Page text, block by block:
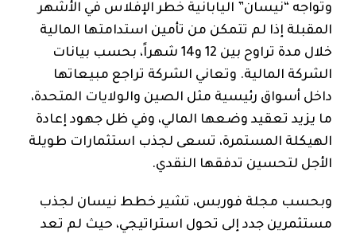
وتواجه “نيسان” اليابانية خطر الإفلاس في الأشهر
المقبلة إذا لم تتمكن من تأمين استدامتها المالية
خلال مدة تراوح بين 12 و14 شهراً، بحسب بيانات
الشركة المالية. وتعاني الشركة تراجع مبيعاتها
داخل أسواق رئيسية مثل الصين والولايات المتحدة،
ما يزيد تعقيد وضعها المالي، وفي ظل جهود إعادة
الهيكلة المستمرة، تسعى لجذب استثمارات طويلة
الأجل لتحسين تدفقها النقدي.
وبحسب مجلة فوربس، تشير خطط نيسان لجذب
مستثمرين جدد إلى تحول استراتيجي، حيث لم تعد